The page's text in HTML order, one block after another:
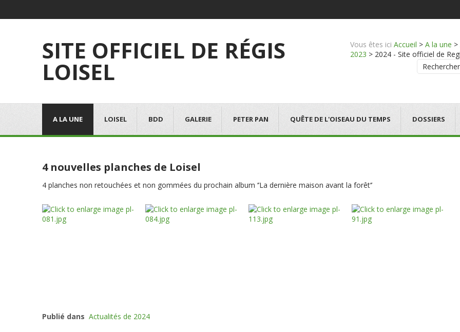
SITE OFFICIEL DE RÉGIS
LOISEL
Vous êtes ici Accueil > A la une >
2023 > 2024 - Site officiel de
Rechercher
A LA UNE LOISEL BDD GALERIE PETER PAN QUÊTE DE L'OISEAU DU TEMPS DOSSIERS
4 nouvelles planches de Loisel
4 planches non retouchées et non gommées du prochain album ‘’La dernière maison avant la forêt‘’
Publié dans Actualités de 2024